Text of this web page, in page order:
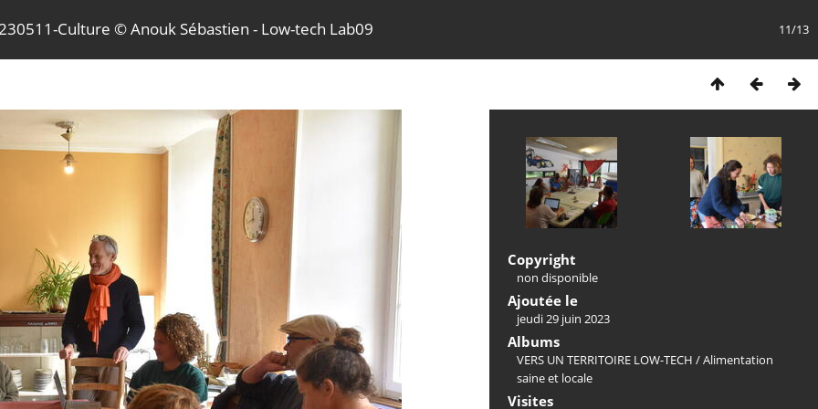
11/13
Culture © Anouk Sébastien - Low-tech Lab09
Copyright
non disponible
Ajoutée le
jeudi 29 juin 2023
Albums
VERS UN TERRITOIRE LOW-TECH /Alimentation
saine et locale
Visites